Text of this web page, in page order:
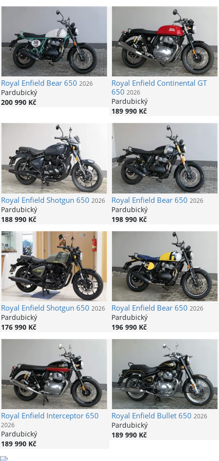
Royal Enfield Bear 650 2026
Pardubický
200 990 Kč
Royal Enfield Continental GT
650 2026
Pardubický
189 990 Kč
Royal Enfield Shotgun 650 2026
Pardubický
188 990 Kč
Royal Enfield Bear 650 2026
Pardubický
198 990 Kč
Royal Enfield Shotgun 650 2026
Pardubický
176 990 Kč
Royal Enfield Bear 650 2026
Pardubický
196 990 Kč
Royal Enfield Interceptor 650
2026
Pardubický
189 990 Kč
Royal Enfield Bullet 650 2026
Pardubický
189 990 Kč